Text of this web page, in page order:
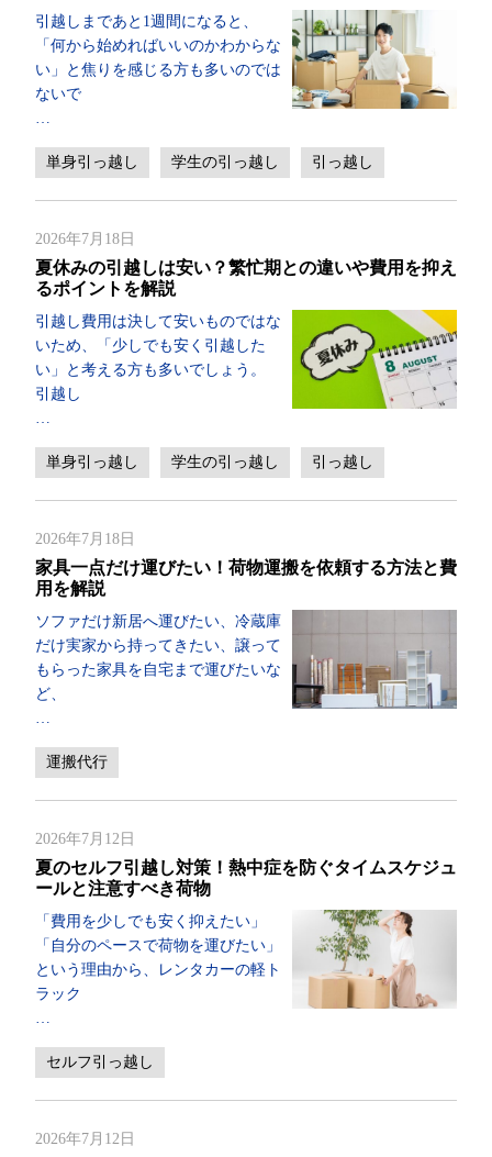
引越しまであと1週間になると、
「何から始めればいいのかわからな
い」と焦りを感じる方も多いのでは
ないで
…
単身引っ越し 学生の引っ越し 引っ越し
2026年7月18日
夏休みの引越しは安い？繁忙期との違いや費用を抑え
るポイントを解説
引越し費用は決して安いものではな
いため、「少しでも安く引越した
い」と考える方も多いでしょう。
引越し
…
単身引っ越し 学生の引っ越し 引っ越し
2026年7月18日
家具一点だけ運びたい！荷物運搬を依頼する方法と費
用を解説
ソファだけ新居へ運びたい、冷蔵庫
だけ実家から持ってきたい、譲って
もらった家具を自宅まで運びたいな
ど、
…
運搬代行
2026年7月12日
夏のセルフ引越し対策！熱中症を防ぐタイムスケジュ
ールと注意すべき荷物
「費用を少しでも安く抑えたい」
「自分のペースで荷物を運びたい」
という理由から、レンタカーの軽ト
ラック
…
セルフ引っ越し
2026年7月12日